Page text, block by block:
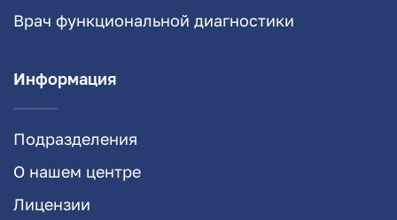
Врач функциональной диагностики
Информация
Подразделения
О нашем центре
Лицензии